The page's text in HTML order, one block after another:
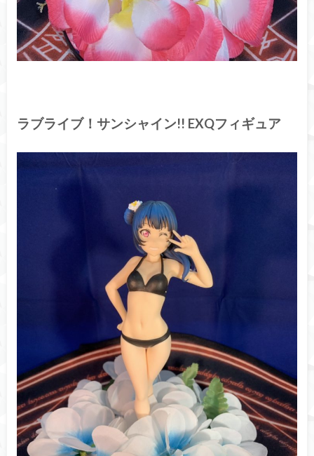
ラブライブ！サンシャイン!! EXQフィギュア